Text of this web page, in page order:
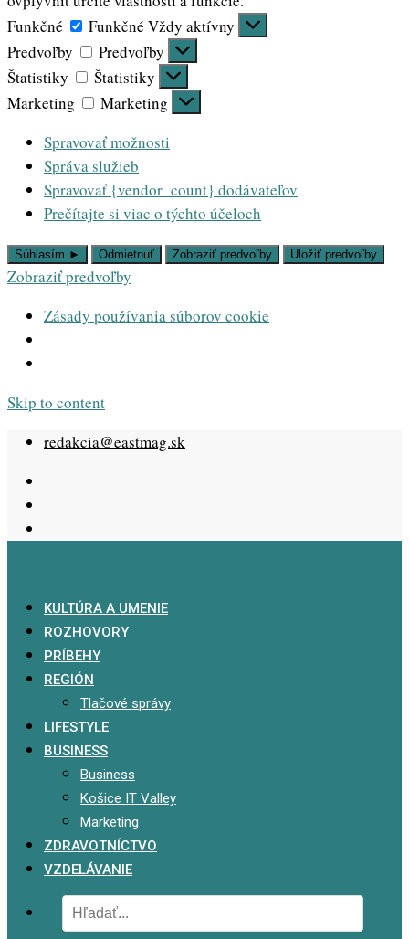
Funkčné
Funkčné Vždy aktívny
Predvoľby
Predvoľby
Štatistiky
Štatistiky
Marketing
Marketing
Spravovať možnosti
Správa služieb
Spravovať {vendor_count} dodávateľov
Prečítajte si viac o týchto účeloch
Súhlasím ► Odmietnuť Zobraziť predvoľby Uložiť predvoľby
Zobraziť predvoľby
Zásady používania súborov cookie
Skip to content
redakcia@eastmag.sk
KULTÚRA A UMENIE
ROZHOVORY
PRÍBEHY
REGIÓN
Tlačové správy
LIFESTYLE
BUSINESS
Business
Košice IT Valley
Marketing
ZDRAVOTNÍCTVO
VZDELÁVANIE